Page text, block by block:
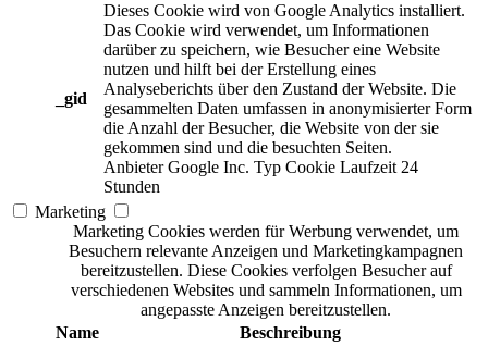
_gid
Dieses Cookie wird von Google Analytics installiert.
Das Cookie wird verwendet, um Informationen
darüber zu speichern, wie Besucher eine Website
nutzen und hilft bei der Erstellung eines
Analyseberichts über den Zustand der Website. Die
gesammelten Daten umfassen in anonymisierter Form
die Anzahl der Besucher, die Website von der sie
gekommen sind und die besuchten Seiten.
Anbieter Google Inc. Typ Cookie Laufzeit 24
Stunden
Marketing
Marketing Cookies werden für Werbung verwendet, um
Besuchern relevante Anzeigen und Marketingkampagnen
bereitzustellen. Diese Cookies verfolgen Besucher auf
verschiedenen Websites und sammeln Informationen, um
angepasste Anzeigen bereitzustellen.
Name
Beschreibung